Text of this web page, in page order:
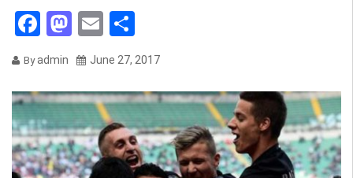
Facebook
Mastodon
Email
Byadmin June 27, 2017